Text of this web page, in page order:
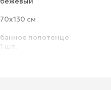
70x130 см
банное полотенце
1 шт.